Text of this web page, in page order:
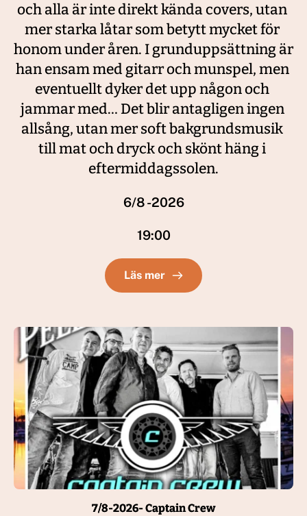
och alla är inte direkt kända covers, utan
mer starka låtar som betytt mycket för
honom under åren. I grunduppsättning är
han ensam med gitarr och munspel, men
eventuellt dyker det upp någon och
jammar med… Det blir antagligen ingen
allsång, utan mer soft bakgrundsmusik
till mat och dryck och skönt häng i
eftermiddagssolen.
6/8 -2026
19:00
Läs mer
7/8-2026- Captain Crew